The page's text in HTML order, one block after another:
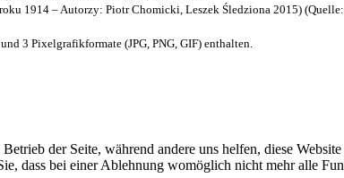
der Seite, während andere uns helfen, diese
dass bei einer Ablehnung womöglich nicht mehr alle
1914 – Autorzy: Piotr Chomicki, Leszek Śledziona 2015) (Quelle:
3 Pixelgrafikformate (JPG, PNG, GIF) enthalten.